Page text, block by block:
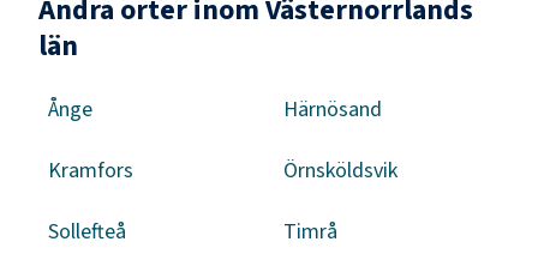
Andra orter inom Västernorrlands
län
Ånge Härnösand
Kramfors Örnsköldsvik
Sollefteå Timrå